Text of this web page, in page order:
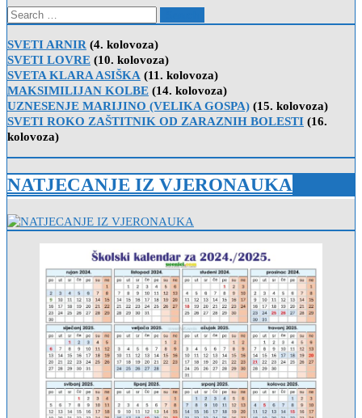
Search
for:
SVETI ARNIR (4. kolovoza)
SVETI LOVRE (10. kolovoza)
SVETA KLARA ASIŠKA (11. kolovoza)
MAKSIMILIJAN KOLBE (14. kolovoza)
UZNESENJE MARIJINO (VELIKA GOSPA) (15. kolovoza)
SVETI ROKO ZAŠTITNIK OD ZARAZNIH BOLESTI (16.
kolovoza)
NATJECANJE IZ VJERONAUKA